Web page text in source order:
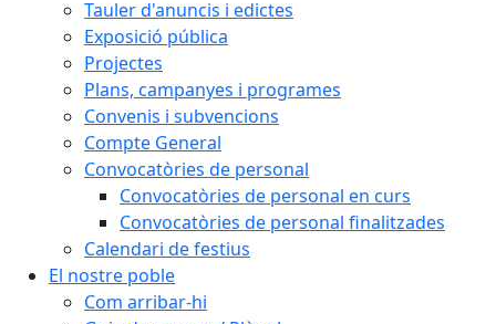
Tauler d'anuncis i edictes
Exposició pública
Projectes
Plans, campanyes i programes
Convenis i subvencions
Compte General
Convocatòries de personal
Convocatòries de personal en curs
Convocatòries de personal finalitzades
Calendari de festius
El nostre poble
Com arribar-hi